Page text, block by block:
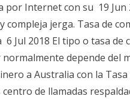
Internet con su 19 Jun
jerga. Tasa de
Jul 2018 El tipo o tasa de
depende del
a Australia con la Tasa
de llamadas